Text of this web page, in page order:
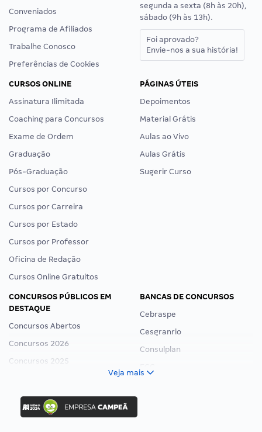
Conveniados
Programa de Afiliados
Trabalhe Conosco
Preferências de Cookies
segunda a sexta (8h às 20h),
sábado (9h às 13h).
Foi aprovado?
Envie-nos a sua história!
CURSOS ONLINE
Assinatura Ilimitada
Coaching para Concursos
Exame de Ordem
Graduação
Pós-Graduação
Cursos por Concurso
Cursos por Carreira
Cursos por Estado
Cursos por Professor
Oficina de Redação
Cursos Online Gratuitos
PÁGINAS ÚTEIS
Depoimentos
Material Grátis
Aulas ao Vivo
Aulas Grátis
Sugerir Curso
CONCURSOS PÚBLICOS EM
DESTAQUE
Concursos Abertos
Concursos 2026
Concursos 2025
Concurso Ibama
Concurso MPU
BANCAS DE CONCURSOS
Cebraspe
Cesgranrio
Consulplan
Veja mais